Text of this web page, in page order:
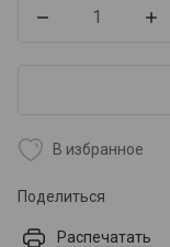
В избранное
Поделиться
Распечатать